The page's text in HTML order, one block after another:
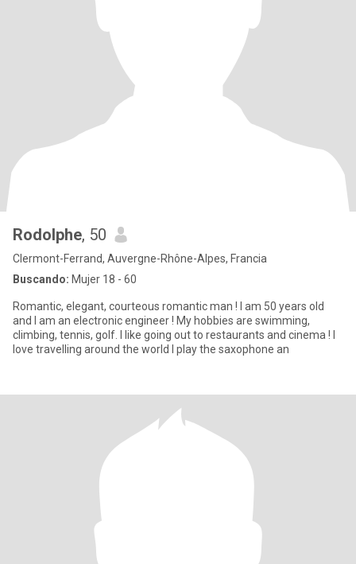
Rodolphe, 50
Clermont-Ferrand, Auvergne-Rhône-Alpes, Francia
Buscando: Mujer 18 - 60
Romantic, elegant, courteous romantic man ! I am 50 years old
and I am an electronic engineer ! My hobbies are swimming,
climbing, tennis, golf. I like going out to restaurants and cinema ! I
love travelling around the world I play the saxophone an